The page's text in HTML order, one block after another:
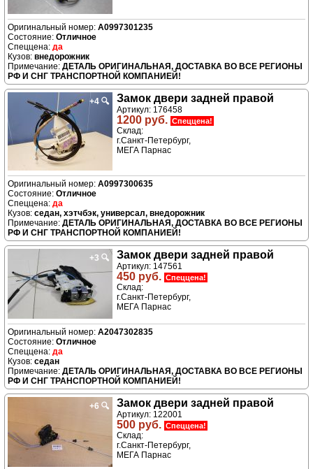
A0997301235
Отличное
да
внедорожник
ДЕТАЛЬ ОРИГИНАЛЬНАЯ, ДОСТАВКА ВО ВСЕ РЕГИОНЫ
РФ И СНГ ТРАНСПОРТНОЙ КОМПАНИЕЙ!
+4 🔍 Замок двери задней правой
Артикул: 176458
1200 руб. Спеццена!
Склад:
г.Санкт-Петербург,
МЕГА Парнас
A0997300635
Отличное
да
седан, хэтчбэк, универсал, внедорожник
ДЕТАЛЬ ОРИГИНАЛЬНАЯ, ДОСТАВКА ВО ВСЕ РЕГИОНЫ
РФ И СНГ ТРАНСПОРТНОЙ КОМПАНИЕЙ!
+3 🔍 Замок двери задней правой
Артикул: 147561
450 руб. Спеццена!
Склад:
г.Санкт-Петербург,
МЕГА Парнас
A2047302835
Отличное
да
седан
ДЕТАЛЬ ОРИГИНАЛЬНАЯ, ДОСТАВКА ВО ВСЕ РЕГИОНЫ
РФ И СНГ ТРАНСПОРТНОЙ КОМПАНИЕЙ!
+6 🔍 Замок двери задней правой
Артикул: 122001
500 руб. Спеццена!
Склад:
г.Санкт-Петербург,
МЕГА Парнас